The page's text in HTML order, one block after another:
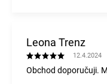
Leona Trenz
12.4.2024
Obchod doporučuji.